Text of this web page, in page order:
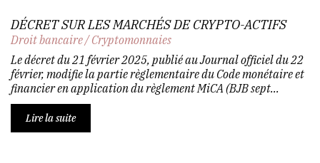
DÉCRET SUR LES MARCHÉS DE CRYPTO-ACTIFS
Droit bancaire/Cryptomonnaies
Le décret du 21 février 2025, publié au Journal officiel du 22
février, modifie la partie règlementaire du Code monétaire et
financier en application du règlement MiCA (BJB sept...
Lire la suite